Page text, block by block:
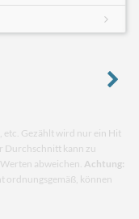
etc. Gezählt wird nur ein Hit
Durchschnitt kann zu
abweichen. Achtung:
ordnungsgemäß, können